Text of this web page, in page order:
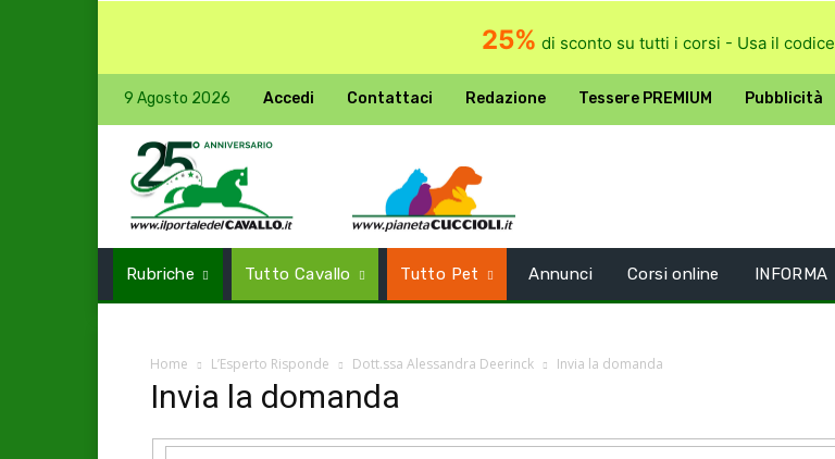
25% di sconto su tutti i corsi - Usa il codice
9 Agosto 2026 Accedi Contattaci Redazione Tessere PREMIUM Pubblicità
Rubriche Tutto Cavallo Tutto Pet Annunci Corsi online INFORMA
Home L’Esperto Risponde Dott.ssa Alessandra Deerinck Invia la domanda
Invia la domanda